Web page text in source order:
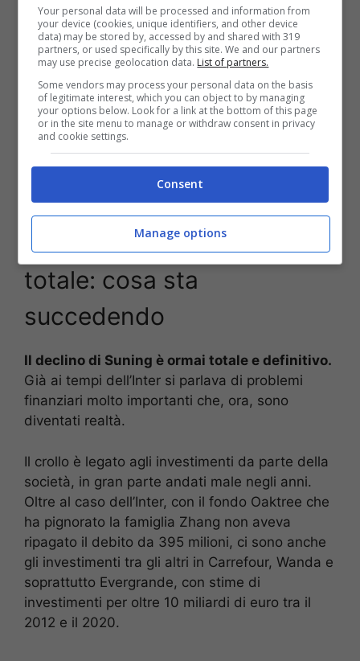
una piccola percentuale in Suning.com, sono
andate in bancarotta. E tra queste c’è anche la
Suning Holdings Group che controllava l’Inter
Nei prossimi giorni laBanca Centrale
Nanchinoavvierà i primi colloqui con i
creditori per arrivare a un accordo per riuscire a
Bancarotta Suning, declino
totale: cosa sta
succedendo
Il declino di Suning è ormai totale e definitivo.
Già ai tempi dell’Inter si parlava di problemi
finanziari molto importanti che, ora, sono
diventati realtà.
Il crollo è legato agli investimenti da parte della
società, in gran parte andati male negli anni.
Oltre al caso dell’Inter, con il fondo Oaktree che
ha pignorato la famiglia Zhang non aveva
ripagato il debito da 395 milioni, ci sono anche
gli investimenti tra gli altri in Carrefour, Wanda e
soprattutto Evergrande, con stime di
investimenti per oltre 10 miliardi di euro tra il
2012 e il 2020.
Your personal data will be processed and information from
your device (cookies, unique identifiers, and other device
data) may be stored by, accessed by and shared with 319
partners, or used specifically by this site. We and our partners
may use precise geolocation data. List of partners.
Some vendors may process your personal data on the basis
of legitimate interest, which you can object to by managing
your options below. Look for a link at the bottom of this page
or in the site menu to manage or withdraw consent in privacy
and cookie settings.
Consent
Manage options